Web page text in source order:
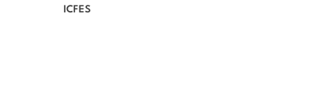
ICFES